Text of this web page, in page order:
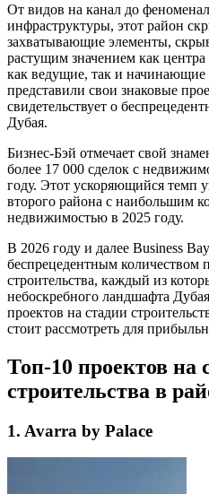
От видов на канал до
инфраструктуры, этот район
захватывающие элементы,
растущим значением как
как ведущие, так и начинающие
представили свои знаковые
свидетельствует о
Дубая.
Бизнес-Бэй отмечает свой
более 17 000 сделок с
году. Этот ускоряющийся темп
второго района с наибольшим
недвижимостью в 2025 году.
В 2026 году и далее Business
беспрецедентным количеством
строительства, каждый из
небоскребного ландшафта
проектов на стадии
стоит рассмотреть для
Топ-10 проектов на
строительства в
1. Avarra by Palace